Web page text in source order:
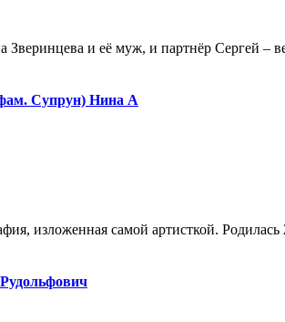
Зверинцева и её муж, и партнёр Сергей –
Супрун) Нина А
изложенная самой артисткой.